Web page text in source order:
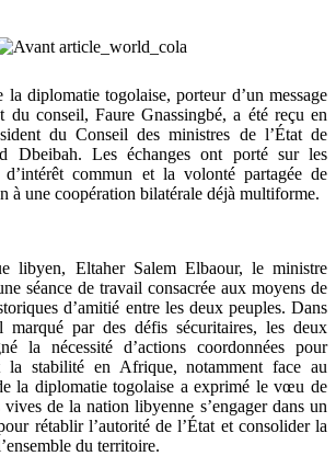
diplomatie togolaise, porteur d’un message
du conseil, Faure Gnassingbé, a été reçu en
du Conseil des ministres de l’État de
Dbeibah. Les échanges ont porté sur les
d’intérêt commun et la volonté partagée de
à une coopération bilatérale déjà multiforme.
libyen, Eltaher Salem Elbaour, le ministre
séance de travail consacrée aux moyens de
d’amitié entre les deux peuples. Dans
marqué par des défis sécuritaires, les deux
la nécessité d’actions coordonnées pour
la stabilité en Afrique, notamment face au
la diplomatie togolaise a exprimé le vœu de
de la nation libyenne s’engager dans un
rétablir l’autorité de l’État et consolider la
du territoire.